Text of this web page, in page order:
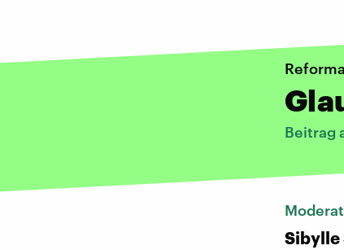
Beitrag
Sibylle